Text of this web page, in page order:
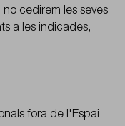
cedirem les seves
a les indicades,
fora de l'Espai